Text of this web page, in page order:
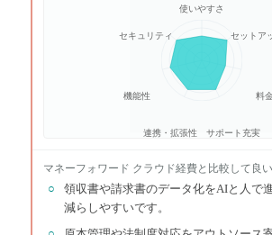
使いやすさ
セットア
料
サポート充実
連携・拡張性
機能性
セキュリティ
マネーフォワード クラウド経費と比較して良
○
領収書や請求書のデータ化をAIと人で
減らしやすいです。